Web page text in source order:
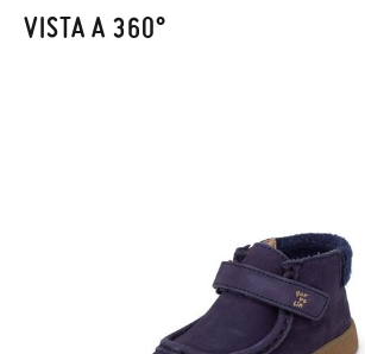
successivo.
e inserisci il numero
utilizzato per l'acquisto. Un'etichetta di reso
inviata automaticamente alla tua casella di
VISTA A 360°